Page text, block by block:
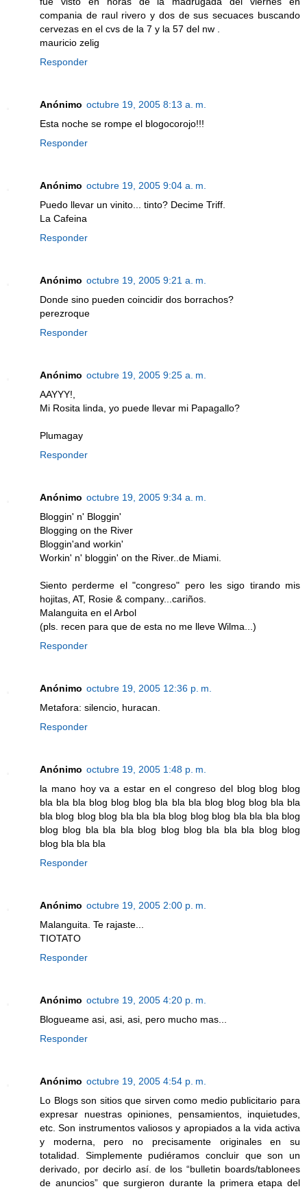
compania de raul rivero y dos de sus secuaces buscando
cervezas en el cvs de la 7 y la 57 del nw .
mauricio zelig
Responder
Anónimo octubre 19, 2005 8:13 a. m.
Esta noche se rompe el blogocorojo!!!
Responder
Anónimo octubre 19, 2005 9:04 a. m.
Puedo llevar un vinito... tinto? Decime Triff.
La Cafeina
Responder
Anónimo octubre 19, 2005 9:21 a. m.
Donde sino pueden coincidir dos borrachos?
perezroque
Responder
Anónimo octubre 19, 2005 9:25 a. m.
AAYYY!,
Mi Rosita linda, yo puede llevar mi Papagallo?
Plumagay
Responder
Anónimo octubre 19, 2005 9:34 a. m.
Bloggin' n' Bloggin'
Blogging on the River
Bloggin'and workin'
Workin' n' bloggin' on the River..de Miami.
Siento perderme el "congreso" pero les sigo tirando mis
hojitas, AT, Rosie & company...cariños.
Malanguita en el Arbol
(pls. recen para que de esta no me lleve Wilma...)
Responder
Anónimo octubre 19, 2005 12:36 p. m.
Metafora: silencio, huracan.
Responder
Anónimo octubre 19, 2005 1:48 p. m.
la mano hoy va a estar en el congreso del blog blog blog
bla bla bla blog blog blog bla bla bla blog blog blog bla bla
bla blog blog blog bla bla bla blog blog blog bla bla bla blog
blog blog bla bla bla blog blog blog bla bla bla blog blog
blog bla bla bla
Responder
Anónimo octubre 19, 2005 2:00 p. m.
Malanguita. Te rajaste...
TIOTATO
Responder
Anónimo octubre 19, 2005 4:20 p. m.
Blogueame asi, asi, asi, pero mucho mas...
Responder
Anónimo octubre 19, 2005 4:54 p. m.
Lo Blogs son sitios que sirven como medio publicitario para
expresar nuestras opiniones, pensamientos, inquietudes,
etc. Son instrumentos valiosos y apropiados a la vida activa
y moderna, pero no precisamente originales en su
totalidad. Simplemente pudiéramos concluir que son un
derivado, por decirlo así. de los “bulletin boards/tablonees
de anuncios” que surgieron durante la primera etapa del